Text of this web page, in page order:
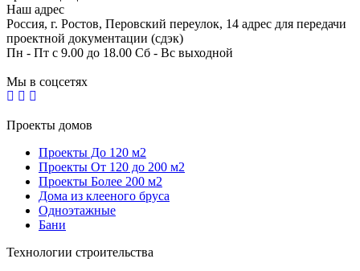
Наш адрес
Россия, г. Ростов, Перовский переулок, 14 адрес для передачи
проектной документации (сдэк)
Пн - Пт с 9.00 до 18.00 Сб - Вс выходной
Мы в соцсетях
Проекты домов
Проекты До 120 м2
Проекты От 120 до 200 м2
Проекты Более 200 м2
Дома из клееного бруса
Одноэтажные
Бани
Технологии строительства